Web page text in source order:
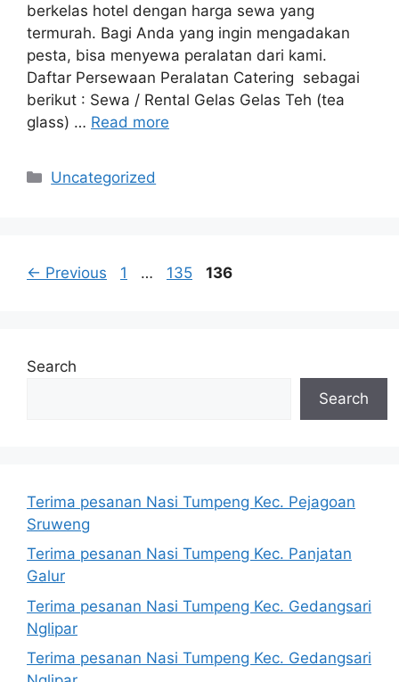
berkelas hotel dengan harga sewa yang
termurah. Bagi Anda yang ingin mengadakan
pesta, bisa menyewa peralatan dari kami.
Daftar Persewaan Peralatan Catering sebagai
berikut : Sewa / Rental Gelas Gelas Teh (tea
glass) … Read more
Categories
Uncategorized
← Previous Page
1 … Page
135 Page
136
Search
Search
Terima pesanan Nasi Tumpeng Kec. Pejagoan
Sruweng
Terima pesanan Nasi Tumpeng Kec. Panjatan
Galur
Terima pesanan Nasi Tumpeng Kec. Gedangsari
Nglipar
Terima pesanan Nasi Tumpeng Kec. Gedangsari